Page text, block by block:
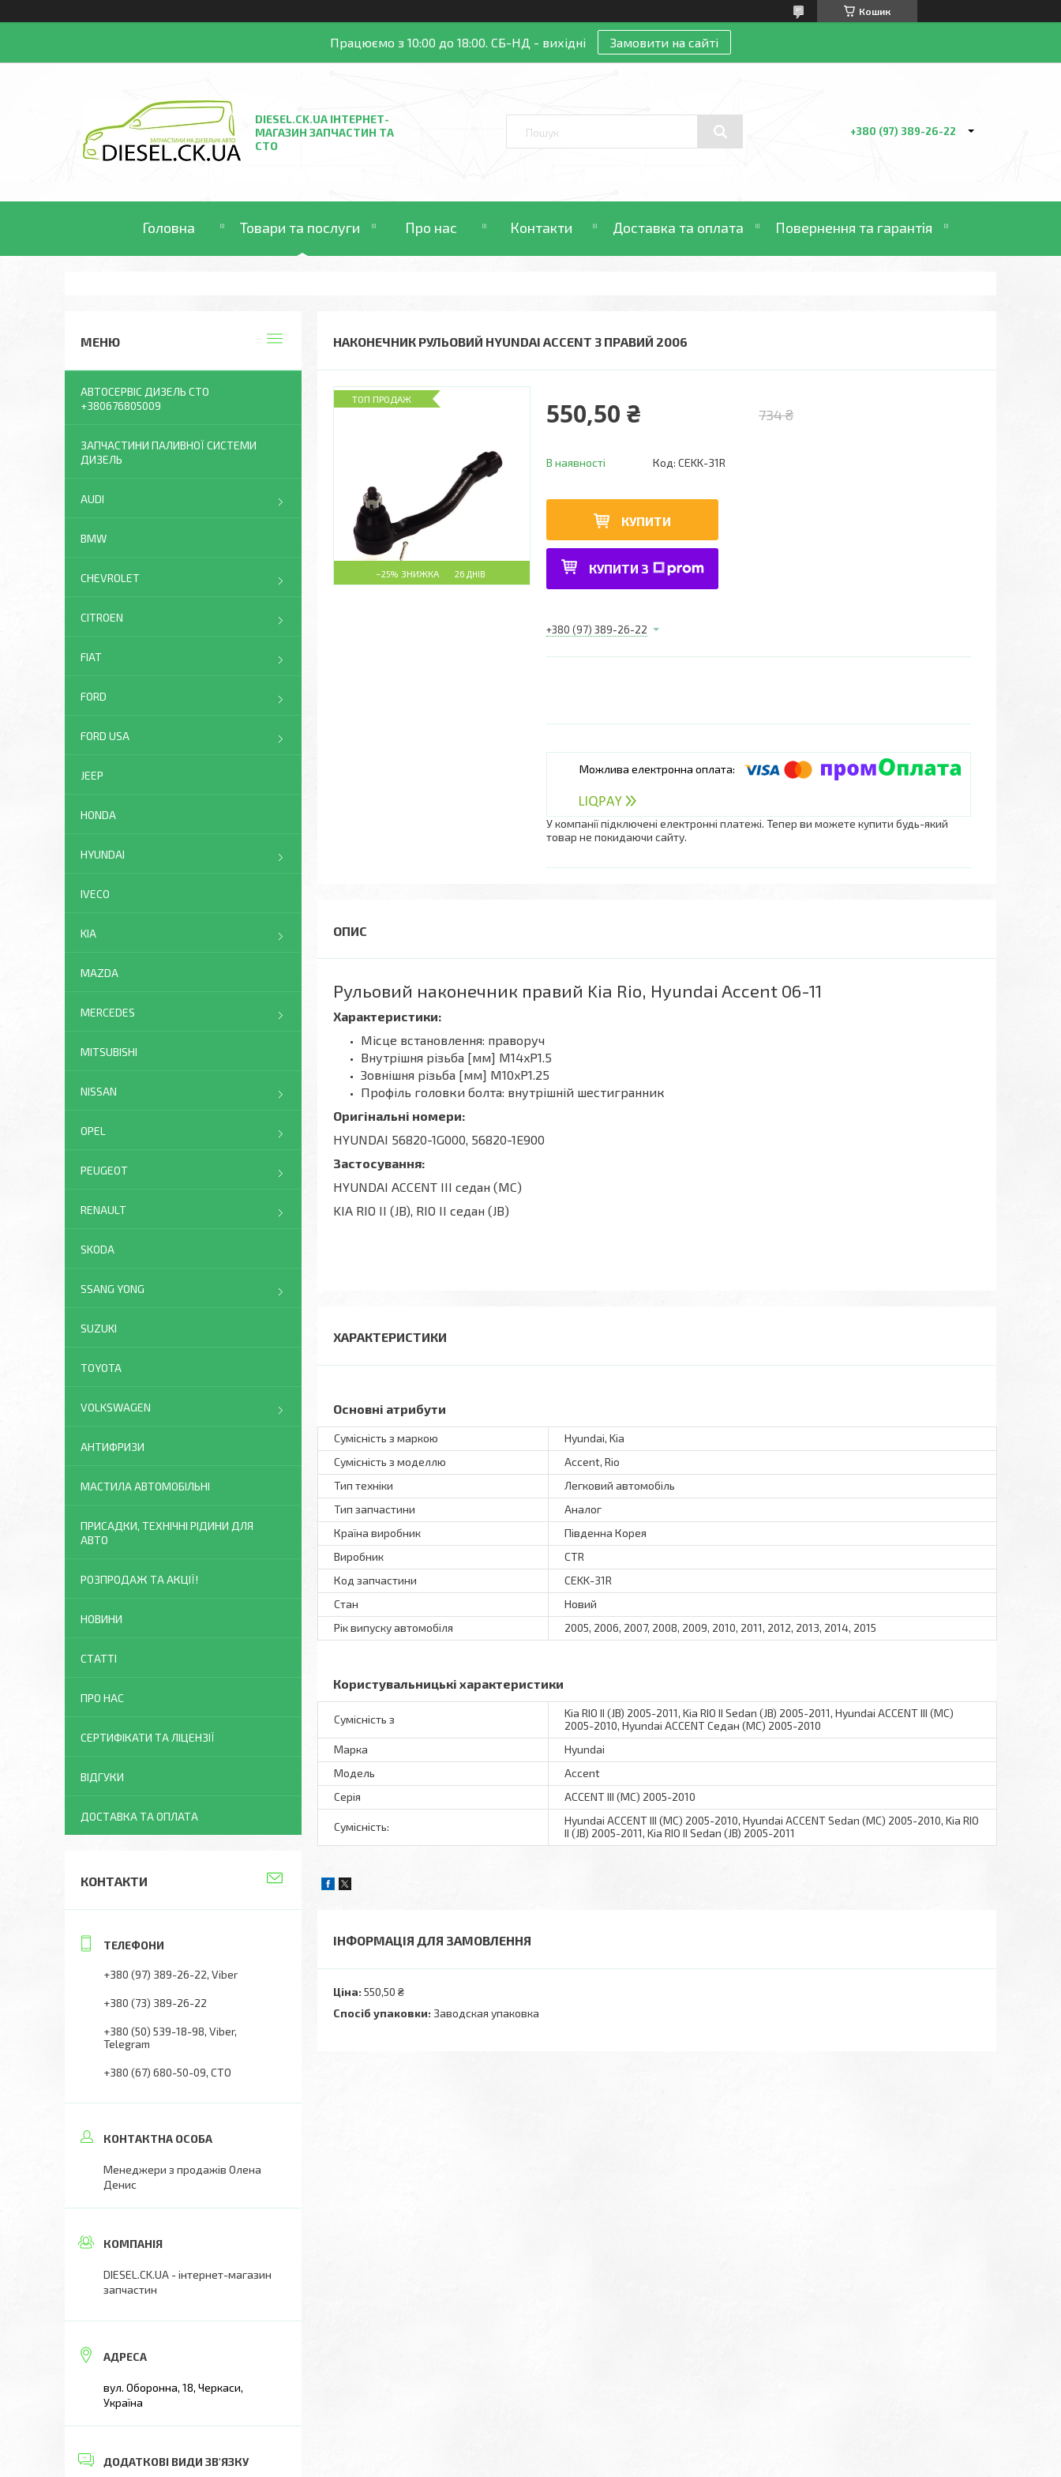
Кошик
Працюємо з 10:00 до 18:00. СБ-НД - вихідні Замовити на сайті
DIESEL.CK.UA ІНТЕРНЕТ-
МАГАЗИН ЗАПЧАСТИН ТА
СТО
+380 (97) 389-26-22
Головна Товари та послуги Про нас Контакти Доставка та оплата Повернення та гарантія
НАКОНЕЧНИК РУЛЬОВИЙ HYUNDAI ACCENT 3 ПРАВИЙ 2006
–25% 26 ДНІВ
ТОП ПРОДАЖ
734 ₴
550,50 ₴
В наявності Код: CEKK-31R
КУПИТИ
КУПИТИ З
+380 (97) 389-26-22
У компанії підключені електронні платежі. Тепер ви можете купити будь-який
товар не покидаючи сайту.
Рульовий наконечник правий Kia Rio, Hyundai Accent 06-11
Характеристики:
Місце встановлення: праворуч
Внутрішня різьба [мм] M14xP1.5
Зовнішня різьба [мм] M10xP1.25
Профіль головки болта: внутрішній шестигранник
Оригінальні номери:
HYUNDAI 56820-1G000, 56820-1E900
Застосування:
HYUNDAI ACCENT III седан (MC)
KIA RIO II (JB), RIO II седан (JB)
ХАРАКТЕРИСТИКИ
Основні атрибути
Сумісність з маркою
Hyundai, Kia
Сумісність з моделлю
Accent, Rio
Тип техніки
Легковий автомобіль
Тип запчастини
Аналог
Країна виробник
Південна Корея
Виробник
CTR
Код запчастини
CEKK-31R
Стан
Новий
Рік випуску автомобіля
2005, 2006, 2007, 2008, 2009, 2010, 2011, 2012, 2013, 2014, 2015
Користувальницькі характеристики
Сумісність з
Kia RIO II (JB) 2005-2011, Kia RIO II Sedan (JB) 2005-2011, Hyundai ACCENT III (MC)
2005-2010, Hyundai ACCENT Седан (MC) 2005-2010
Марка
Hyundai
Модель
Accent
Серія
ACCENT III (MC) 2005-2010
Сумісність:
Hyundai ACCENT III (MC) 2005-2010, Hyundai ACCENT Sedan (MC) 2005-2010, Kia RIO
II (JB) 2005-2011, Kia RIO II Sedan (JB) 2005-2011
ІНФОРМАЦІЯ ДЛЯ ЗАМОВЛЕННЯ
Ціна: 550,50 ₴
Спосіб упаковки: Заводская упаковка
АВТОСЕРВІС ДИЗЕЛЬ СТО
+380676805009
ЗАПЧАСТИНИ ПАЛИВНОЇ СИСТЕМИ
ДИЗЕЛЬ
AUDI
BMW
CHEVROLET
CITROEN
FIAT
FORD
FORD USA
JEEP
HONDA
HYUNDAI
IVECO
KIA
MAZDA
MERCEDES
MITSUBISHI
NISSAN
OPEL
PEUGEOT
RENAULT
SKODA
SSANG YONG
SUZUKI
TOYOTA
VOLKSWAGEN
АНТИФРИЗИ
МАСТИЛА АВТОМОБІЛЬНІ
ПРИСАДКИ, ТЕХНІЧНІ РІДИНИ ДЛЯ
АВТО
РОЗПРОДАЖ ТА АКЦІЇ!
НОВИНИ
СТАТТІ
ПРО НАС
СЕРТИФІКАТИ ТА ЛІЦЕНЗІЇ
ВІДГУКИ
ДОСТАВКА ТА ОПЛАТА
КОНТАКТИ
+380 (97) 389-26-22 Viber
+380 (73) 389-26-22
+380 (50) 539-18-98 Viber,
Telegram
+380 (67) 680-50-09 СТО
Менеджери з продажів Олена
Денис
DIESEL.CK.UA - інтернет-магазин
запчастин
вул. Оборонна, 18, Черкаси,
Україна